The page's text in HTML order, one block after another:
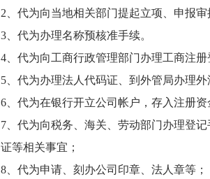
2、代为向当地相关部门提起立项、申报审
3、代为办理名称预核准手续。
4、代为向工商行政管理部门办理工商注
5、代为办理法人代码证、到外管局办理外
6、代为在银行开立公司帐户，存入注册资
7、代为向税务、海关、劳动部门办理登
证等相关事宜；
8、代为申请、刻办公司印章、法人章等；